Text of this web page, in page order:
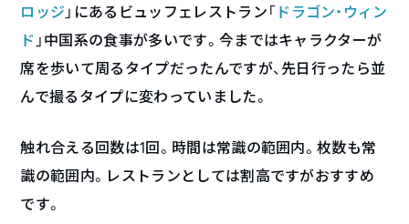
ロッジ 」にあるビュッフェレストラン「ドラゴン・ウィン
ド 」中国系の食事が多いです。今まではキャラクターが
席を歩いて周るタイプだったんですが、先日行ったら並
んで撮るタイプに変わっていました。
触れ合える回数は1回。時間は常識の範囲内。枚数も常
識の範囲内。レストランとしては割高ですがおすすめ
です。